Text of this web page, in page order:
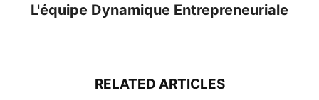
L'équipe Dynamique Entrepreneuriale
RELATED ARTICLES